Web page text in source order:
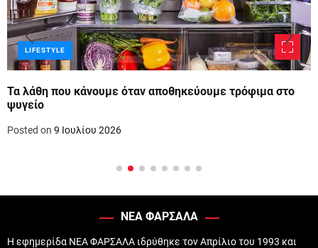
LIFESTYLE
Τα λάθη που κάνουμε όταν αποθηκεύουμε τρόφιμα στο
ψυγείο
Posted on 9 Ιουλίου 2026
ΝΕΑ ΦΑΡΣΑΛΑ
Η εφημερίδα ΝΕΑ ΦΑΡΣΑΛΑ ιδρύθηκε τον Απρίλιο του 1993 και